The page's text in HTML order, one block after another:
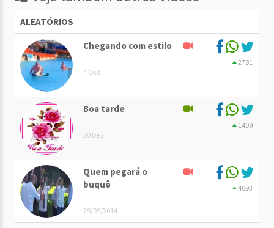
ALEATÓRIOS
Chegando com estilo
4 Out
2781
Boa tarde
20 Dez
1409
Quem pegará o
buquê
29/05/2014
4093